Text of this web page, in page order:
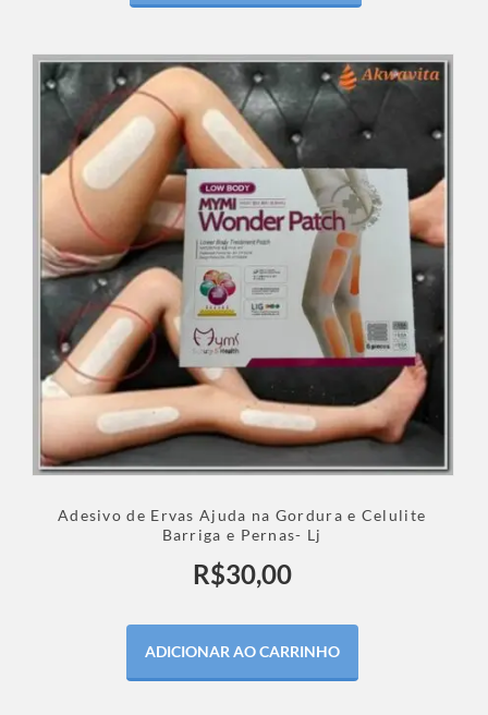
Adesivo de Ervas Ajuda na Gordura e Celulite
Barriga e Pernas- Lj
R$30,00
ADICIONAR AO CARRINHO